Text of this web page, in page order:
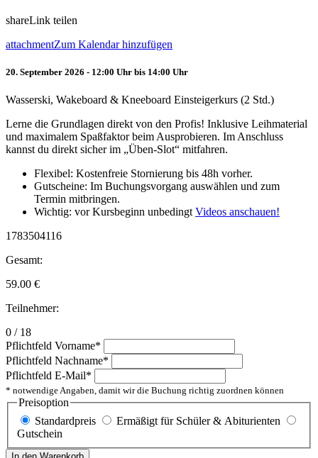
shareLink teilen
attachmentZum Kalendar hinzufügen
20. September 2026 - 12:00 Uhr bis 14:00 Uhr
Wasserski, Wakeboard & Kneeboard Einsteigerkurs (2 Std.)
Lerne die Grundlagen direkt von den Profis! Inklusive Leihmaterial
und maximalem Spaßfaktor beim Ausprobieren. Im Anschluss
kannst du direkt sicher im „Üben-Slot“ mitfahren.
Flexibel: Kostenfreie Stornierung bis 48h vorher.
Gutscheine: Im Buchungsvorgang auswählen und zum
Termin mitbringen.
Wichtig: vor Kursbeginn unbedingt Videos anschauen!
1783504116
Gesamt:
59.00 €
Teilnehmer:
0 / 18
Pflichtfeld Vorname*
Pflichtfeld Nachname*
Pflichtfeld E-Mail*
* notwendige Angaben, damit wir die Buchung richtig zuordnen können
Preisoption
Standardpreis
Ermäßigt für Schüler & Abiturienten
Gutschein